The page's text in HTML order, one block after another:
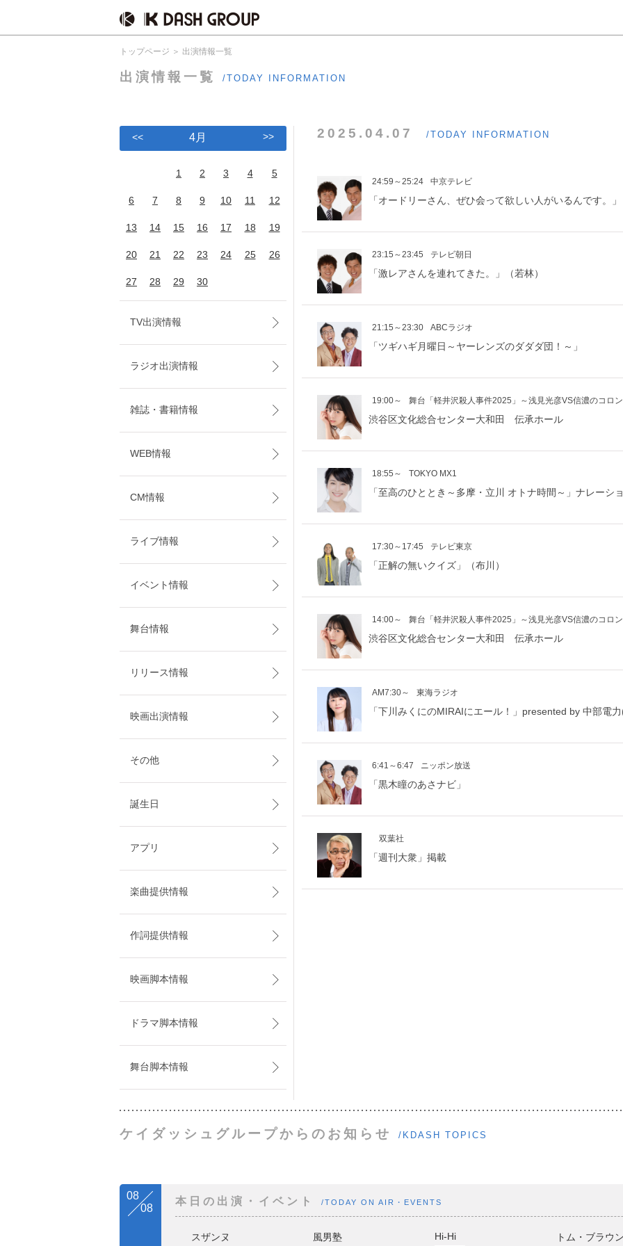
トップページ 出演情報一覧
出演情報一覧 /TODAY INFORMATION
2025.04.07 /TODAY INFORMATION
24:59～25:24 中京テレビ
「オードリーさん、ぜひ会って欲しい人がいるんです。」
23:15～23:45 テレビ朝日
「激レアさんを連れてきた。」（若林）
21:15～23:30 ABCラジオ
「ツギハギ月曜日～ヤーレンズのダダダ団！～」
19:00～ 舞台「軽井沢殺人事件2025」～浅見光彦VS信濃のコロ
渋谷区文化総合センター大和田 伝承ホール
18:55～ TOKYO MX1
「至高のひととき～多摩・立川 オトナ時間～」ナレーシ
17:30～17:45 テレビ東京
「正解の無いクイズ」（布川）
14:00～ 舞台「軽井沢殺人事件2025」～浅見光彦VS信濃のコロ
渋谷区文化総合センター大和田 伝承ホール
AM7:30～ 東海ラジオ
「下川みくにのMIRAIにエール！」presented by 中部電
6:41～6:47 ニッポン放送
「黒木瞳のあさナビ」
双葉社
「週刊大衆」掲載
<< 4月 >>
1 2 3 4 5
6 7 8 9 10 11 12
13 14 15 16 17 18 19
20 21 22 23 24 25 26
27 28 29 30
TV出演情報
ラジオ出演情報
雑誌・書籍情報
WEB情報
CM情報
ライブ情報
イベント情報
舞台情報
リリース情報
映画出演情報
その他
誕生日
アプリ
楽曲提供情報
作詞提供情報
映画脚本情報
ドラマ脚本情報
舞台脚本情報
ケイダッシュグループからのお知らせ /KDASH TOPICS
08
08
本日の出演・イベント /TODAY ON AIR・EVENTS
スザンヌ 風男塾 Hi-Hi トム・ブラウン